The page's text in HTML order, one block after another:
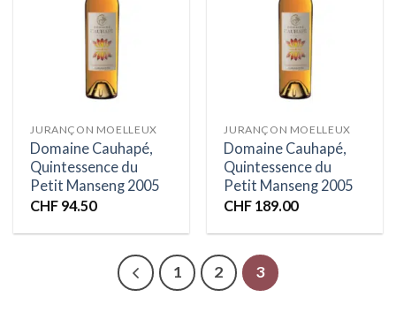
JURANÇON MOELLEUX
Domaine Cauhapé,
Quintessence du
Petit Manseng 2005
CHF 94.50
JURANÇON MOELLEUX
Domaine Cauhapé,
Quintessence du
Petit Manseng 2005
CHF 189.00
1 2 3